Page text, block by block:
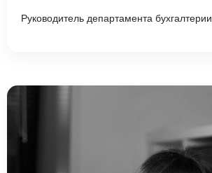
Руководитель департамента бухгалтерии